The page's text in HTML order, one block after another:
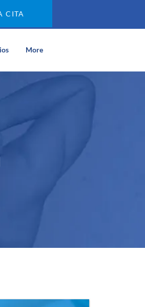
CITA
More